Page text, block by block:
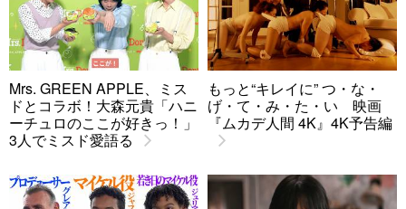
Mrs. GREEN APPLE、ミス
ドとコラボ！大森元貴「ハニ
ーチュロのここが好きっ！」
3人でミスド愛語る
もっと“キレイに” つ・な・
げ・て・み・た・い 映画
『ムカデ人間 4K』4K予告編